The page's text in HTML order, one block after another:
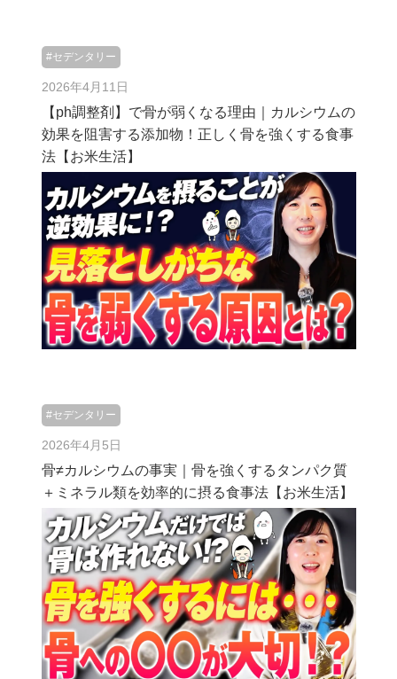
#セデンタリー
2026年4月11日
【ph調整剤】で骨が弱くなる理由｜カルシウムの
効果を阻害する添加物！正しく骨を強くする食事
法【お米生活】
#セデンタリー
2026年4月5日
骨≠カルシウムの事実｜骨を強くするタンパク質
＋ミネラル類を効率的に摂る食事法【お米生活】